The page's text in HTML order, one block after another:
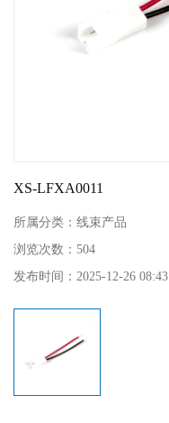
XS-LFXA0011
所属分类： 线束产品
浏览次数： 504
发布时间： 2025-12-26 08:43